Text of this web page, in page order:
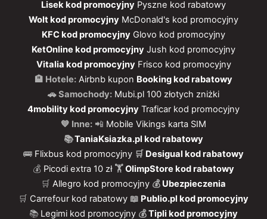
Lisek kod promocyjny Pyszne kod rabatowy
Wolt kod promocyjny McDonald's kod promocyjny
KFC kod promocyjny Glovo kod promocyjny
KetOnline kod promocyjny Jush kod promocyjny
Vitalia kod promocyjny Frisco kod promocyjny
🏨 Hotele: Airbnb kupon Booking kod rabatowy
🚗 Samochody: Mubi.pl 100 złotych zniżki
4mobility kod promocyjny Traficar kod promocyjny
💙 Inne: 📲 Mobile Vikings karta SIM
📚TaniaKsiazka.pl kod rabatowy
🚌 Flixbus kod promocyjny 🛒 Desigual kod rabatowy
💰 Picodi extra 10 zł 🏋️OlimpStore kod rabatowy
🛒 Allegro kod promocyjny 💰 Ubezpieczenia
🛒 Carrefour kod rabatowy 📖 Publio.pl kod promocyjny
📚 Legimi kod promocyjny 💰Tipli kod promocyjny